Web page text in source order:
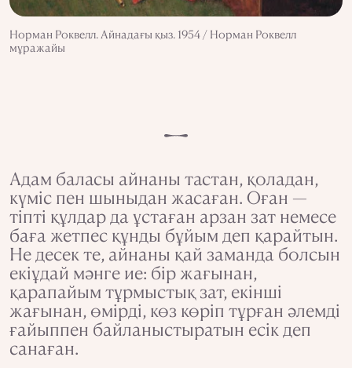
Норман Роквелл. Айнадағы қыз. 1954 / Норман Роквелл
мұражайы
Адам баласы айнаны тастан, қоладан,
күміс пен шыныдан жасаған. Оған —
тіпті құлдар да ұстаған арзан зат немесе
баға жетпес құнды бұйым деп қарайтын.
Не десек те, айнаны қай заманда болсын
екіұдай мәнге ие: бір жағынан,
қарапайым тұрмыстық зат, екінші
жағынан, өмірді, көз көріп тұрған әлемді
ғайыппен байланыстыратын есік деп
санаған.